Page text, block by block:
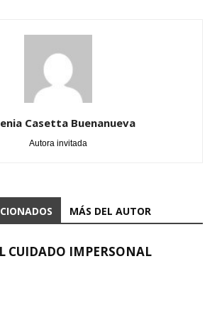
Casetta Buenanueva
Autora invitada
MÁS DEL AUTOR
CUIDADO IMPERSONAL